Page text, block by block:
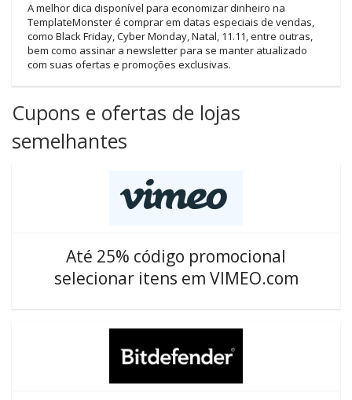
A melhor dica disponível para economizar dinheiro na
TemplateMonster é comprar em datas especiais de vendas,
como Black Friday, Cyber Monday, Natal, 11.11, entre outras,
bem como assinar a newsletter para se manter atualizado
com suas ofertas e promoções exclusivas.
Cupons e ofertas de lojas
semelhantes
Até 25% código promocional
selecionar itens em VIMEO.com